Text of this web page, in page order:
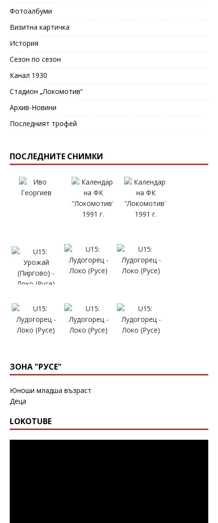
Фотоалбуми
Визитна картичка
История
Сезон по сезон
Канал 1930
Стадион „Локомотив“
Архив-Новини
Последният трофей
ПОСЛЕДНИТЕ СНИМКИ
ЗОНА "РУСЕ"
Юноши младша възраст
Деца
LOKOTUBE